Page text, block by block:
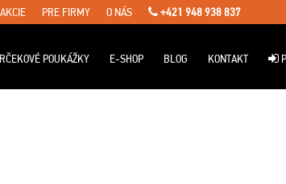
PRE FIRMY O NÁS +421 948 938 837
POUKÁŽKY E-SHOP BLOG KONTAKT